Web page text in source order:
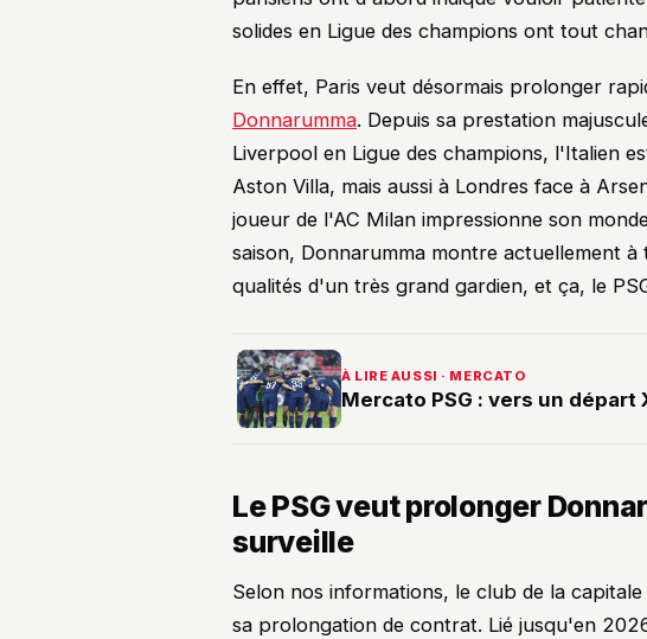
solides en Ligue des champions ont tout
En effet, Paris veut désormais prolonger
Donnarumma. Depuis sa prestation
Liverpool en Ligue des champions, l'Italien
Aston Villa, mais aussi à Londres face à
joueur de l'AC Milan impressionne son
saison, Donnarumma montre actuellement
qualités d'un très grand gardien, et ça, le
À LIRE AUSSI · MERCATO
Mercato PSG : vers un départ
Le PSG veut prolonger
surveille
Selon nos informations, le club de la
sa prolongation de contrat. Lié jusqu'en